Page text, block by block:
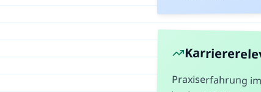
Praxiserfahrung
in eine HR-
Recruiting-
Digitalisierung im
People
verschiedene